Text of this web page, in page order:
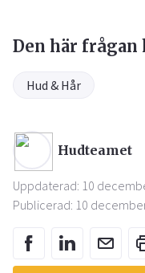
Den här frågan
Hud & Hår
Hudteamet
Uppdaterad: 10
Publicerad: 10